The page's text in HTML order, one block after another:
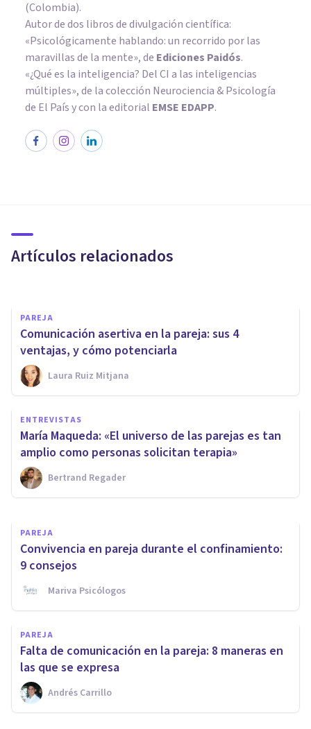
(Colombia).
Autor de dos libros de divulgación científica:
«Psicológicamente hablando: un recorrido por las
maravillas de la mente», de Ediciones Paidós.
«¿Qué es la inteligencia? Del CI a las inteligencias
múltiples», de la colección Neurociencia & Psicología
de El País y con la editorial EMSE EDAPP.
Artículos relacionados
adecuadamente
PAREJA
Comunicación asertiva en la pareja: sus 4
ventajas, y cómo potenciarla
Laura Ruiz Mitjana
ENTREVISTAS
María Maqueda: «El universo de las parejas es tan
amplio como personas solicitan terapia»
Bertrand Regader
​¿La distancia es el olvido en las
relaciones de pareja?
Juan Armando Corbin
PAREJA
Convivencia en pareja durante el confinamiento:
9 consejos
Mariva Psicólogos
PAREJA
Falta de comunicación en la pareja: 8 maneras en
las que se expresa
Andrés Carrillo